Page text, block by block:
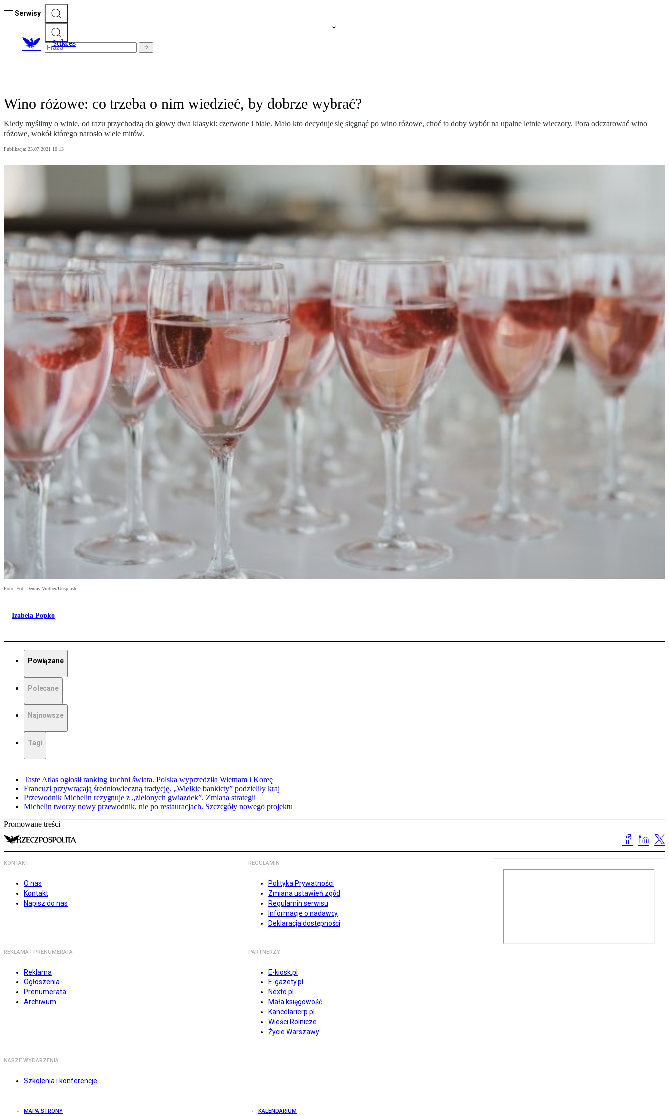
Serwisy
Sukces
Wino różowe: co trzeba o nim wiedzieć, by dobrze wybrać?
Kiedy myślimy o winie, od razu przychodzą do głowy dwa klasyki: czerwone i białe. Mało kto decyduje się sięgnąć po wino różowe, choć to doby wybór na upalne letnie wieczory. Pora odczarować wino
różowe, wokół którego narosło wiele mitów.
Publikacja: 23.07.2021 10:13
Foto: Fot: Dennis Vinther/Unsplash
Izabela Popko
Powiązane
Polecane
Najnowsze
Tagi
Taste Atlas ogłosił ranking kuchni świata. Polska wyprzedziła Wietnam i Koreę
Francuzi przywracają średniowieczną tradycję. „Wielkie bankiety” podzieliły kraj
Przewodnik Michelin rezygnuje z „zielonych gwiazdek”. Zmiana strategii
Michelin tworzy nowy przewodnik, nie po restauracjach. Szczegóły nowego projektu
Promowane treści
KONTAKT
O nas
Kontakt
Napisz do nas
REGULAMIN
Polityka Prywatności
Zmiana ustawień zgód
Regulamin serwisu
Informacje o nadawcy
Deklaracja dostępności
REKLAMA I PRENUMERATA
Reklama
Ogłoszenia
Prenumerata
Archiwum
PARTNERZY
E-kiosk.pl
E-gazety.pl
Nexto.pl
Mała księgowość
Kancelarierp.pl
Wieści Rolnicze
Życie Warszawy
NASZE WYDARZENIA
Szkolenia i konferencje
MAPA STRONY KALENDARIUM